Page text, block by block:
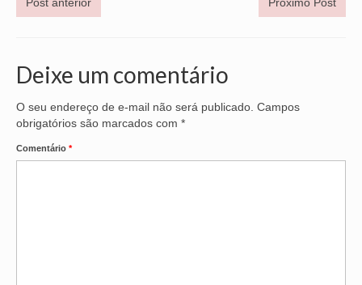
JURÍDICO
NÚCLEOS
Deixe um comentário
O seu endereço de e-mail não será publicado. Campos
obrigatórios são marcados com *
Comentário *